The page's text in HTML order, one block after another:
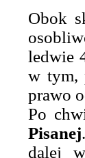
Obok
ledwie
w tym,
prawo
Po
Pisanej
dalej